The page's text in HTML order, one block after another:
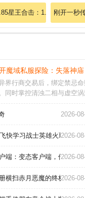
常舒畅拾到圣战项链？
星王合击：1.85至尊星王
刚开一秒
魔域私服探险：失落神庙
界行商交易后，绑定禁忌命
同时掌控清浊二相与虚空
域进化，阵营征伐规则重
秒成神
2026-
快学习战士英雄火球术？
2026-
端：变态客户端，传奇新征
2026-
横扫赤月恶魔的终极奥义！
2026-